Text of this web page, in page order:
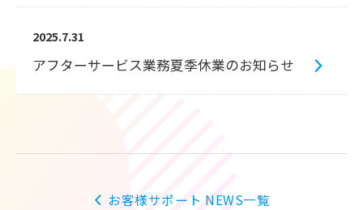
2025.7.31
アフターサービス業務夏季休業のお知らせ
お客様サポート NEWS一覧